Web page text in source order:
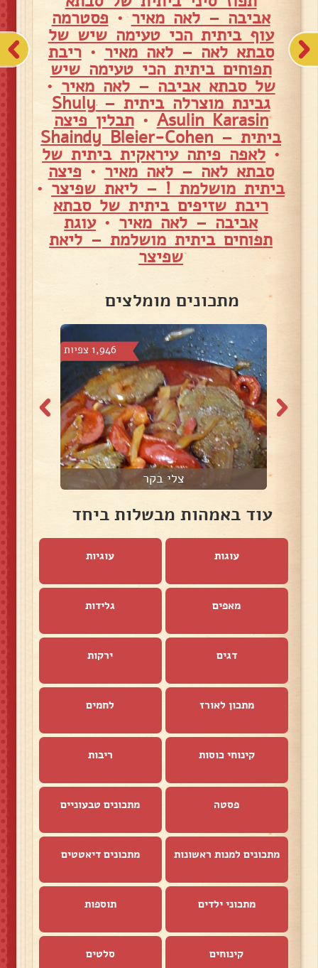
אביבה – לאה מאיר• פסטרמה
עוף ביתית הכי טעימה שיש של
סבתא לאה – לאה מאיר •ריבת
תפוחים ביתית הכי טעימה שיש
של סבתא אביבה – לאה מאיר •
גבינת מוצרלה ביתית – Shuly
Asulin Karasin
•תבלין פיצה
ביתית – Shaindy Bleier-Cohen
• לאפה פיתה עיראקית ביתית של
סבתא לאה – לאה מאיר • פיצה
ביתית מושלמת ! – ליאת שפיצר •
ריבת שזיפים ביתית של סבתא
אביבה – לאה מאיר •עוגת
תפוחים ביתית מושלמת – ליאת
שפיצר
מתכונים מומלצים
1,946 צפיות
צלי בקר
עוד באמהות מבשלות ביחד
עוגות עוגיות
מאפים גלידות
דגים ירקות
מתכון לאורז לחמים
קינוחי כוסות ריבות
פסטה מתכונים טבעוניים
מתכונים למנות ראשונות מתכונים דיאטטים
מתכוני ילדים תוספות
קינוחים סלטים